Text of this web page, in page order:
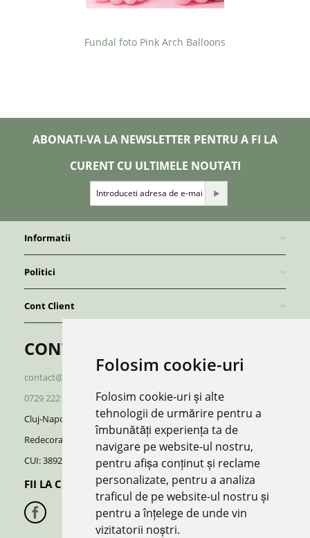
Folosim cookie-uri
Folosim cookie-uri și alte
tehnologii de urmărire pentru a
îmbunătăți experiența ta de
navigare pe website-ul nostru,
pentru afișa conținut și reclame
personalizate, pentru a analiza
traficul de pe website-ul nostru și
pentru a înțelege de unde vin
vizitatorii noștri.
Fundal foto Pink Arch Balloons
ABONATI-VA LA NEWSLETTER PENTRU A FI LA
CURENT CU ULTIMELE NOUTATI
Informatii
Politici
Cont Client
CONTACT
contact@redboutique.ro
0729 222 920
0729 222 521
Cluj-Napoca | Romania
Redecorate S.R.L.
CUI: 38928370, J12/696/2018
FII LA CURENT CU NOUTATILE: